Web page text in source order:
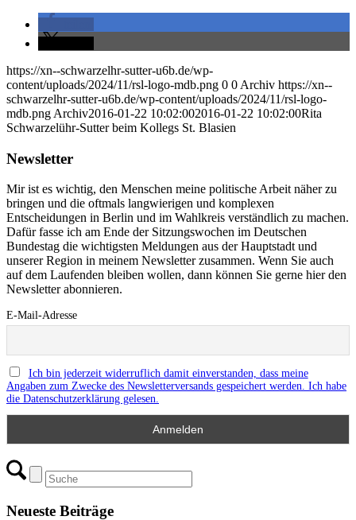
https://xn--schwarzelhr-sutter-u6b.de/wp-
content/uploads/2024/11/rsl-logo-mdb.png 0 0 Archiv https://xn--
schwarzelhr-sutter-u6b.de/wp-content/uploads/2024/11/rsl-logo-
mdb.png Archiv2016-01-22 10:02:002016-01-22 10:02:00Rita
Schwarzelühr-Sutter beim Kollegs St. Blasien
Newsletter
Mir ist es wichtig, den Menschen meine politische Arbeit näher zu
bringen und die oftmals langwierigen und komplexen
Entscheidungen in Berlin und im Wahlkreis verständlich zu machen.
Dafür fasse ich am Ende der Sitzungswochen im Deutschen
Bundestag die wichtigsten Meldungen aus der Hauptstadt und
unserer Region in meinem Newsletter zusammen. Wenn Sie auch
auf dem Laufenden bleiben wollen, dann können Sie gerne hier den
Newsletter abonnieren.
E-Mail-Adresse
Ich bin jederzeit widerruflich damit einverstanden, dass meine
Angaben zum Zwecke des Newsletterversands gespeichert werden. Ich habe
die Datenschutzerklärung gelesen.
Neueste Beiträge